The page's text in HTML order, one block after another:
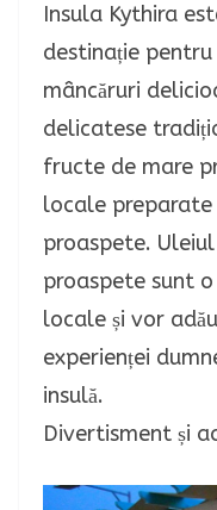
Insula Kythira
destinație
mâncăruri
delicatese
fructe de mare
locale preparate
proaspete.
proaspete sunt
locale și vor
experienței
insulă.
Divertisment și